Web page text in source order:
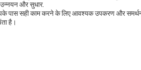
और सुधार.
आपके पास सही काम करने के लिए आवश्यक उपकरण और
है।